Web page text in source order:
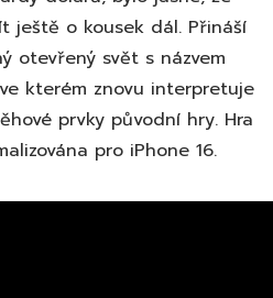
ještě o kousek dál. Přináší
otevřený svět s názvem
kterém znovu interpretuje
prvky původní hry. Hra
pro iPhone 16.